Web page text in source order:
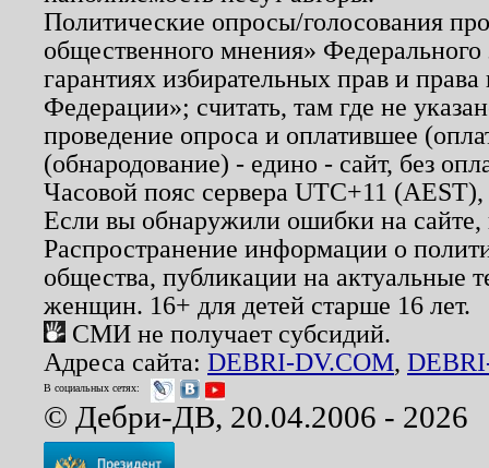
Политические опросы/голосования
общественного мнения»
гарантиях избирательных прав и
Федерации»; считать, там где не
проведение опроса и оплатившее
(обнародование) - едино - сайт, без
Часовой пояс сервера UTC+11
Если вы обнаружили ошибки на
Распространение информации о
общества, публикации на актуальные
женщин. 16+ для детей старше 16 лет.
СМИ не получает субсидий.
Адреса сайта: DEBRI-DV.COM,
В социальных сетях:
© Дебри-ДВ, 20.04.2006 - 2026